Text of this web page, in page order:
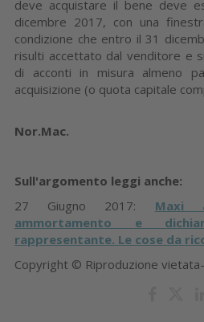
deve acquistare il bene deve
dicembre 2017, con una
condizione che entro il 31
risulti accettato dal venditore e
di acconti in misura almeno
acquisizione (o quota capitale
Nor.Mac.
Sull'argomento leggi anche:
27 Giugno 2017: Maxi
ammortamento e
rappresentante. Le cose da
Copyright © Riproduzione